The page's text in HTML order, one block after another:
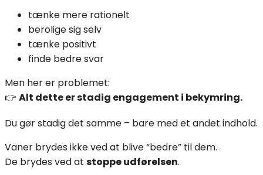
tænke mere rationelt
berolige sig selv
tænke positivt
finde bedre svar
Men her er problemet:
👉 Alt dette er stadig engagement i bekymring.
Du gør stadig det samme – bare med et andet indhold.
Vaner brydes ikke ved at blive “bedre” til dem.
De brydes ved at stoppe udførelsen.